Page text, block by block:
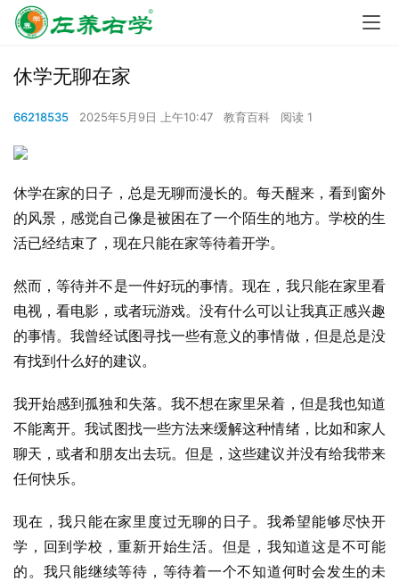
休学无聊在家
66218535 2025年5月9日 上午10:47 教育百科 阅读 1
休学在家的日子，总是无聊而漫长的。每天醒来，看到窗外
的风景，感觉自己像是被困在了一个陌生的地方。学校的生
活已经结束了，现在只能在家等待着开学。
然而，等待并不是一件好玩的事情。现在，我只能在家里看
电视，看电影，或者玩游戏。没有什么可以让我真正感兴趣
的事情。我曾经试图寻找一些有意义的事情做，但是总是没
有找到什么好的建议。
我开始感到孤独和失落。我不想在家里呆着，但是我也知道
不能离开。我试图找一些方法来缓解这种情绪，比如和家人
聊天，或者和朋友出去玩。但是，这些建议并没有给我带来
任何快乐。
现在，我只能在家里度过无聊的日子。我希望能够尽快开
学，回到学校，重新开始生活。但是，我知道这是不可能
的。我只能继续等待，等待着一个不知道何时会发生的未